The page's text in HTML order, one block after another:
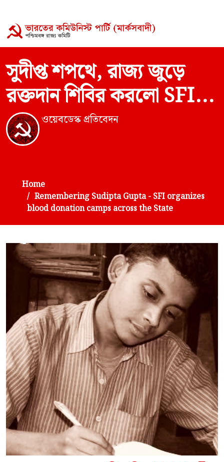
সুদীপ্ত শপথে, রাজ্য জুড়ে
রক্তদান শিবির করলো SFI...
ওয়েবডেস্ক প্রতিবেদন
Home
Remembering Sudipta Gupta - SFI organizes
blood donation camps across the State